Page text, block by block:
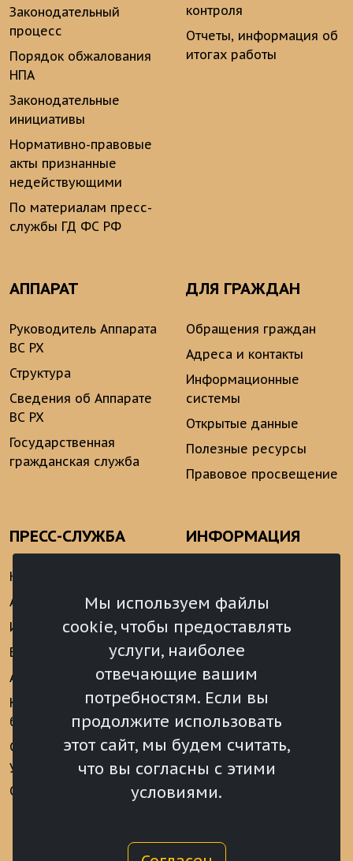
Мы используем файлы
cookie, чтобы предоставлять
услуги, наиболее
отвечающие вашим
потребностям. Если вы
продолжите использовать
этот сайт, мы будем считать,
что вы согласны с этими
условиями.
Законодательный
процесс
Порядок обжалования
НПА
Законодательные
инициативы
Нормативно-правовые
акты признанные
недействующими
По материалам пресс-
службы ГД ФС РФ
контроля
Отчеты, информация об
итогах работы
АППАРАТ
Руководитель Аппарата
ВС РХ
Структура
Сведения об Аппарате
ВС РХ
Государственная
гражданская служба
ДЛЯ ГРАЖДАН
Обращения граждан
Адреса и контакты
Информационные
системы
Открытые данные
Полезные ресурсы
Правовое просвещение
ПРЕСС-СЛУЖБА
Новости
Анонсы
Интервью
Видеоматериалы
Аккредитация
Конкурс «Хрустальный
барс»
Сведения о СМИ
учрежденных ВС РХ
Опросы и голосования
ИНФОРМАЦИЯ
аналитические
материалы
Реализация Послания
Президента РФ
Федеральному
Собранию РФ
Местное
самоуправление
Финансы
Награды